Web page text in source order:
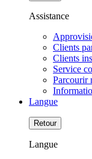
Assistance
Clients
Clients
Service
Parcourir
Langue
Retour
Langue